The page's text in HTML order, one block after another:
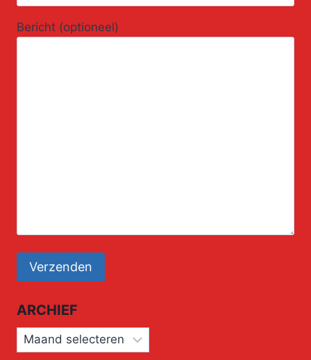
Bericht (optioneel)
ARCHIEF
Archief